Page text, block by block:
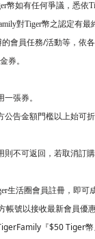
幣如有任何爭議，悉依
對Tiger幣之認定有最
會員任務/活動等，依
券。
張券。
公告金額門檻以上始可
則不可返回，若取消訂
生活圈會員註冊，即可
帳號以接收最新會員優惠
『$50 Tiger